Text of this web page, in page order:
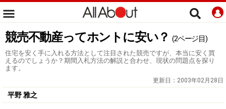
競売不動産ってホントに安い？ (2ページ目)
住宅を安く手に入れる方法として注目された競売ですが、本当に安く買
えるのでしょうか？期間入札方法の解説と合わせ、現状の問題点を探り
ます。
更新日： 2003年02月28日
平野 雅之